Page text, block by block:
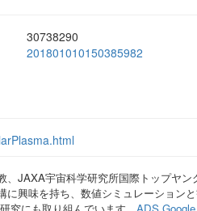
30738290
201801010150385982
、JAXA宇宙科学研究所国際トップヤン
に興味を持ち、数値シミュレーション
にも取り組んでいます。 ADS Google